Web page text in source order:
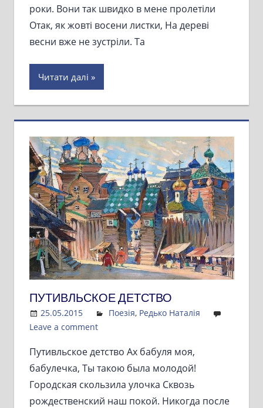
роки. Вони так швидко в мене пролетіли
Отак, як жовті восени листки, На дереві
весни вже не зустріли. Та
Читати далі
ПУТИВЛЬСКОЕ ДЕТСТВО
25.05.2015 Admin
Поезія, Редько Наталія
Leave a comment
Путивльское детство Ах бабуля моя,
бабулечка, Ты такою была молодой!
Городская скользила улочка Сквозь
рождественский наш покой. Никогда после